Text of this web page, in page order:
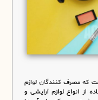
که مصرف کنندگان لوازم
از انواع لوازم آرایشی و